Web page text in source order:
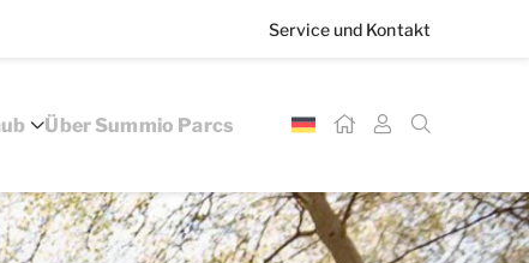
Service und Kontakt
Über Summio Parcs